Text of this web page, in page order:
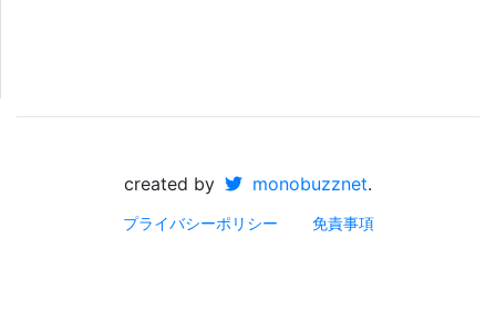
created by monobuzznet.
プライバシーポリシー 免責事項